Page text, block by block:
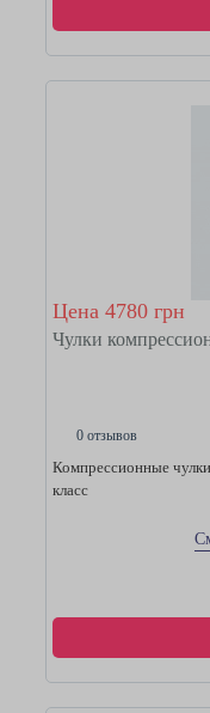
Цена 4780 грн
Чулки
0 отзывов
Компрессионные
класс